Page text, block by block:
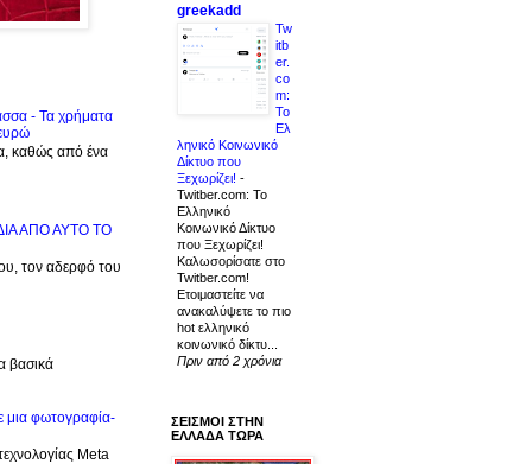
- Τα χρήματα
καθώς από ένα
ΑΠΟ ΑΥΤΟ ΤΟ
τον αδερφό του
βασικά
μια φωτογραφία-
Meta
greekadd
Tw
itb
er.
co
m:
Το
Ελ
ληνικό Κοινωνικό
Δίκτυο που
Ξεχωρίζει! -
Twitber.com: Το
Ελληνικό
Κοινωνικό Δίκτυο
που Ξεχωρίζει!
Καλωσορίσατε στο
Twitber.com!
Ετοιμαστείτε να
ανακαλύψετε το πιο
hot ελληνικό
κοινωνικό δίκτυ...
Πριν από 2 χρόνια
ΣΕΙΣΜΟΙ ΣΤΗΝ
ΕΛΛΑΔΑ ΤΩΡΑ